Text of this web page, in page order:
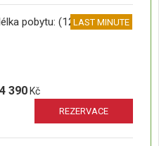
pobytu: (12 dní)LAST MINUTE
390 Kč
REZERVACE